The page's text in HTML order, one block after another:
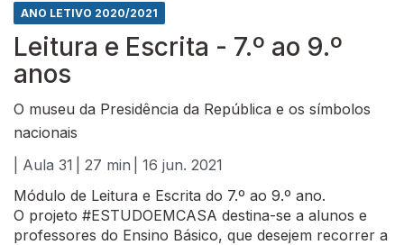
ANO LETIVO 2020/2021
Leitura e Escrita - 7.º ao 9.º
anos
O museu da Presidência da República e os símbolos
nacionais
| Aula 31
| 27 min
| 16 jun. 2021
Módulo de Leitura e Escrita do 7.º ao 9.º ano.
O projeto #ESTUDOEMCASA destina-se a alunos e
professores do Ensino Básico, que desejem recorrer a